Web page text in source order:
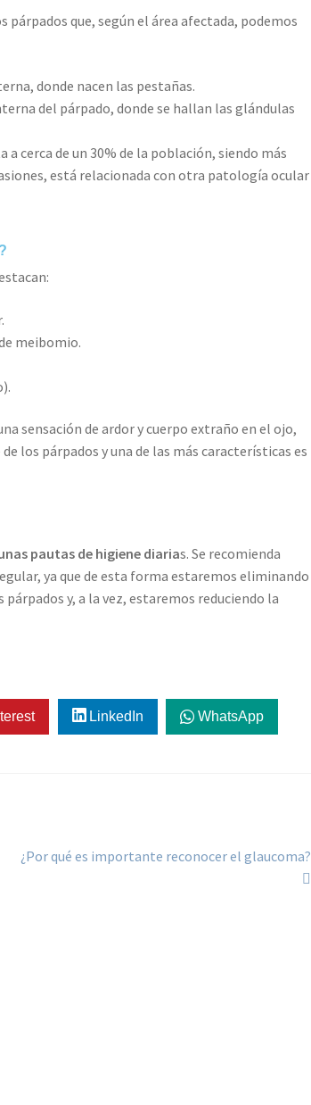
que, según el área afectada, podemos
donde nacen las pestañas.
del párpado, donde se hallan las glándulas
cerca de un 30% de la población, siendo más
está relacionada con otra patología ocular
meibomio.
sensación de ardor y cuerpo extraño en el ojo,
los párpados y una de las más características es
pautas de higiene diarias. Se recomienda
ya que de esta forma estaremos eliminando
y, a la vez, estaremos reduciendo la
LinkedIn WhatsApp
¿Por qué es importante reconocer el glaucoma?